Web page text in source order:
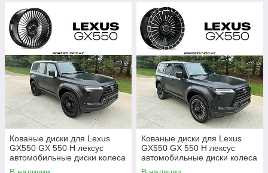
Кованые диски для Lexus
GX550 GX 550 H лексус
автомобильные диски колеса
ковка диск
Кованые диски для Lexus
GX550 GX 550 H лексус
автомобильные диски колеса
ковка диск